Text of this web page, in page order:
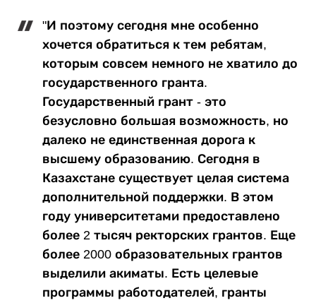
"И поэтому сегодня мне особенно
хочется обратиться к тем ребятам,
которым совсем немного не хватило до
государственного гранта.
Государственный грант - это
безусловно большая возможность, но
далеко не единственная дорога к
высшему образованию. Сегодня в
Казахстане существует целая система
дополнительной поддержки. В этом
году университетами предоставлено
более 2 тысяч ректорских грантов. Еще
более 2000 образовательных грантов
выделили акиматы. Есть целевые
программы работодателей, гранты